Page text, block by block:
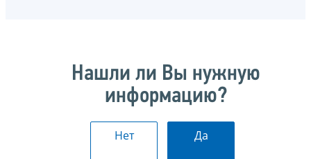
Нашли ли Вы нужную
информацию?
Нет Да